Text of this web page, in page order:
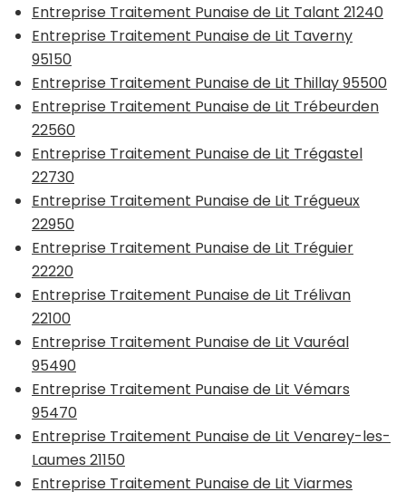
Entreprise Traitement Punaise de Lit Talant 21240
Entreprise Traitement Punaise de Lit Taverny
95150
Entreprise Traitement Punaise de Lit Thillay 95500
Entreprise Traitement Punaise de Lit Trébeurden
22560
Entreprise Traitement Punaise de Lit Trégastel
22730
Entreprise Traitement Punaise de Lit Trégueux
22950
Entreprise Traitement Punaise de Lit Tréguier
22220
Entreprise Traitement Punaise de Lit Trélivan
22100
Entreprise Traitement Punaise de Lit Vauréal
95490
Entreprise Traitement Punaise de Lit Vémars
95470
Entreprise Traitement Punaise de Lit Venarey-les-
Laumes 21150
Entreprise Traitement Punaise de Lit Viarmes